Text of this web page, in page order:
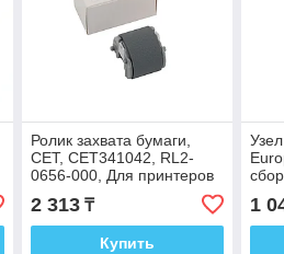
Ролик захвата бумаги,
CET, CET341042, RL2-
0656-000, Для принтеров
HP LaserJet Pro
M402/MFP M426
2 313₸
Купить
1